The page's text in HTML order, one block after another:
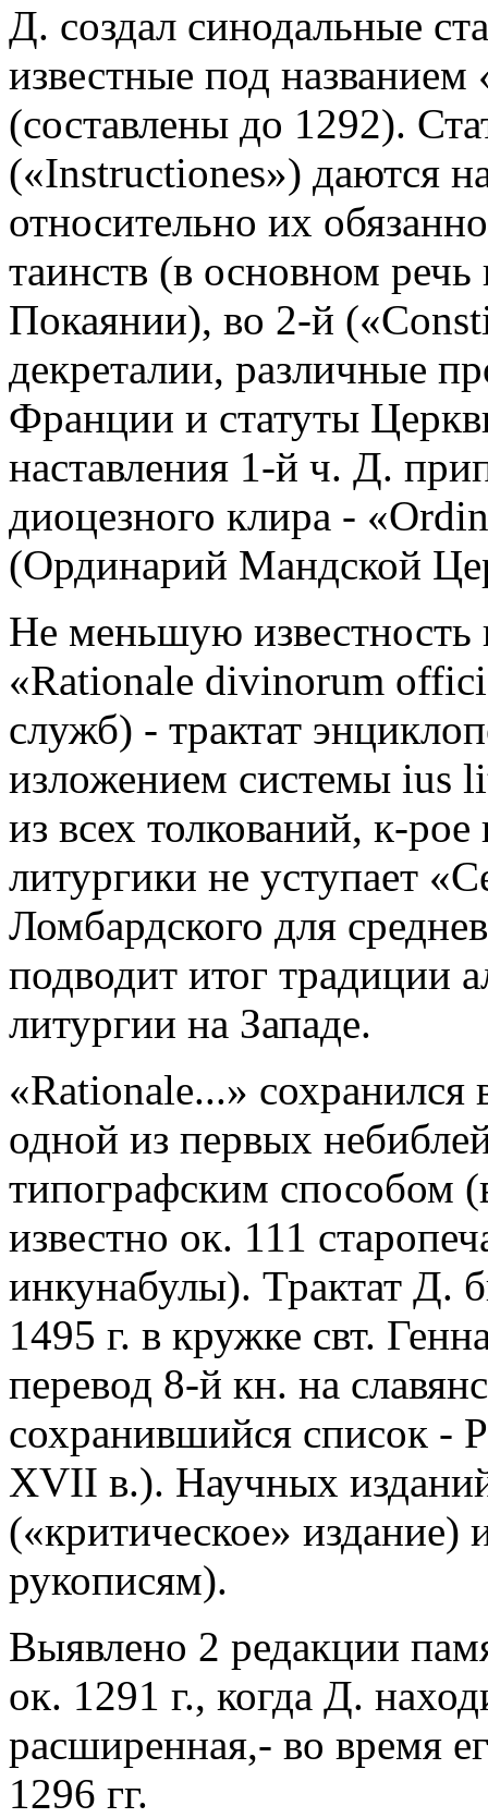
Д. создал синодальные
известные под
(составлены до 1292).
(«Instructiones») даются
относительно их
таинств (в основном
Покаянии), во 2-й
декреталии, различные
Франции и статуты
наставления 1-й ч. Д.
диоцезного клира -
(Ординарий Мандской
Не меньшую известность
«Rationale divinorum
служб) - трактат
изложением системы ius
из всех толкований, к-
литургики не уступает
Ломбардского для
подводит итог традиции
литургии на Западе.
«Rationale...» сохранился
одной из первых
типографским способом
известно ок. 111
инкунабулы). Трактат Д.
1495 г. в кружке свт.
перевод 8-й кн. на
сохранившийся список -
XVII в.). Научных
(«критическое»
рукописям).
Выявлено 2 редакции
ок. 1291 г., когда Д.
расширенная,- во время
1296 гг.